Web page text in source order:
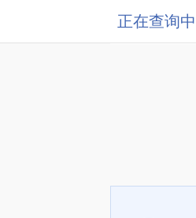
正在查询中